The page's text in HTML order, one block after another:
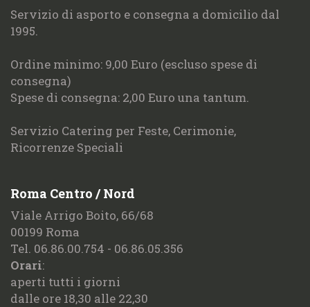
Servizio di asporto e consegna a domicilio dal
1995.
Ordine minimo: 9,00 Euro (escluso spese di
consegna)
Spese di consegna: 2,00 Euro una tantum.
Servizio Catering per Feste, Cerimonie,
Ricorrenze Speciali
Roma Centro / Nord
Viale Arrigo Boito, 66/68
00199 Roma
Tel. 06.86.00.754 - 06.86.05.356
Orari:
aperti tutti i giorni
dalle ore 18,30 alle 22,30